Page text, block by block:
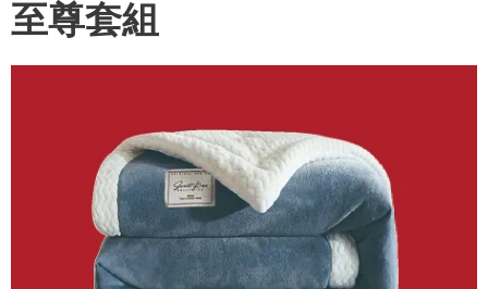
至尊套組